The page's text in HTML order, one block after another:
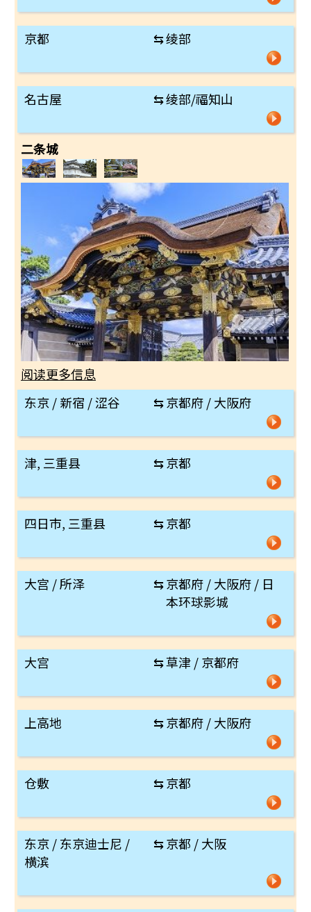
京都 ⇆绫部
名古屋 ⇆绫部/福知山
二条城
阅读更多信息
东京 / 新宿 / 涩谷
⇆京都府 / 大阪府
津, 三重县 ⇆京都
四日市, 三重县 ⇆京都
大宫 / 所泽 ⇆京都府 / 大阪府 / 日
本环球影城
大宫 ⇆草津 / 京都府
上高地 ⇆京都府 / 大阪府
仓敷 ⇆京都
东京 / 东京迪士尼 /
横滨
⇆京都 / 大阪